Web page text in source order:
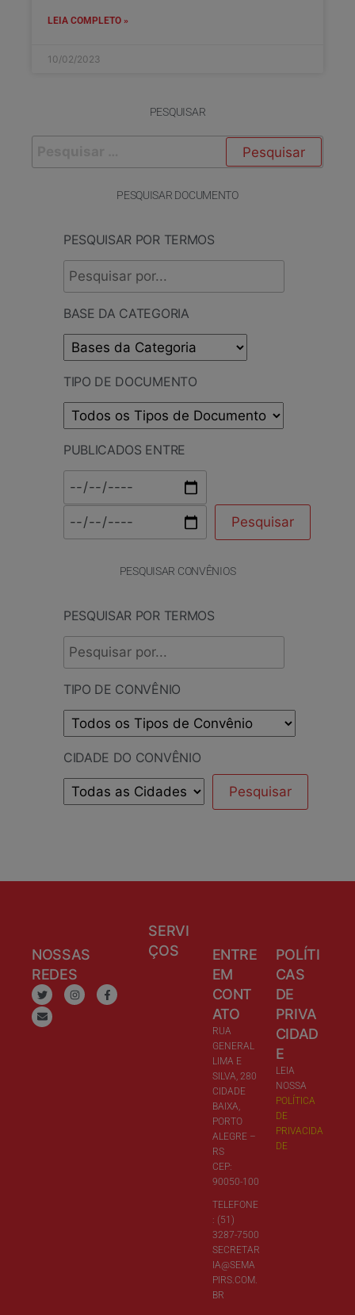
LEIA COMPLETO »
10/02/2023
PESQUISAR
PESQUISAR DOCUMENTO
PESQUISAR POR TERMOS
BASE DA CATEGORIA
TIPO DE DOCUMENTO
PUBLICADOS ENTRE
PESQUISAR CONVÊNIOS
PESQUISAR POR TERMOS
TIPO DE CONVÊNIO
CIDADE DO CONVÊNIO
NOSSAS
REDES
SERVI
ÇOS
ENTRE
EM
CONT
ATO
RUA
GENERAL
LIMA E
SILVA, 280
CIDADE
BAIXA,
PORTO
ALEGRE –
RS
CEP:
90050-100
TELEFONE
: (51)
3287-7500
SECRETAR
IA@SEMA
PIRS.COM.
BR
POLÍTI
CAS
DE
PRIVA
CIDAD
E
LEIA
NOSSA
POLÍTICA
DE
PRIVACIDA
DE